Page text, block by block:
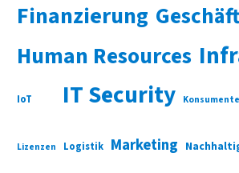
Finanzierung
Human Resources
IoT IT Security
Lizenzen Logistik Marketing